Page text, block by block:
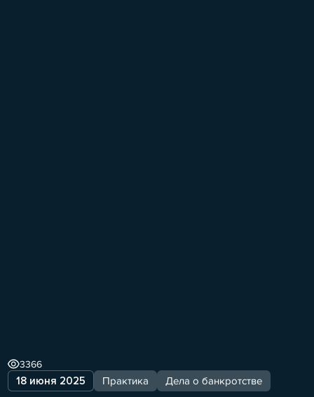
18 июня 2025 Практика Дела о банкротстве
3366